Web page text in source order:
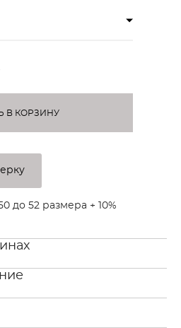
В КОРЗИНУ
до 52 размера + 10%